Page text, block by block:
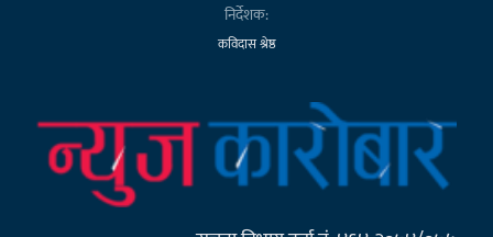
निर्देशक:
कविदास श्रेष्ठ